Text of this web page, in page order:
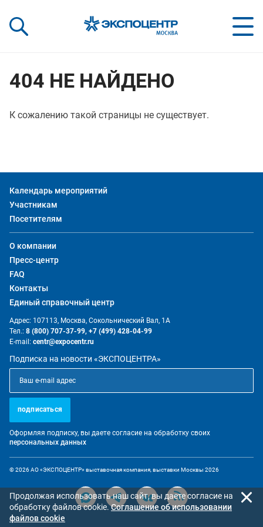
Shows:
a Key to Your Success
выставки вашего
404 НЕ НАЙДЕНО
К сожалению такой страницы не существует.
Календарь мероприятий
Участникам
Посетителям
О компании
Пресс-центр
FAQ
Контакты
Единый справочный центр
Адрес: 107113, Москва, Сокольнический Вал, 1А
Тел.: 8 (800) 707-37-99, +7 (499) 428-04-99
E-mail: centr@expocentr.ru
Подписка на новости «ЭКСПОЦЕНТРА»
подписаться
Оформляя подписку, вы даете согласие на обработку своих
персональных данных
© 2026 АО «ЭКСПОЦЕНТР» выставочная компания, выставки Москвы 2026
Продолжая использовать наш сайт, вы даете согласие на
обработку файлов cookie.Cоглашение об использовании
файлов cookie